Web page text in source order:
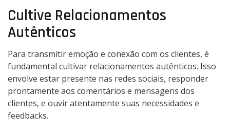
Cultive Relacionamentos
Autênticos
Para transmitir emoção e conexão com os clientes, é
fundamental cultivar relacionamentos autênticos. Isso
envolve estar presente nas redes sociais, responder
prontamente aos comentários e mensagens dos
clientes, e ouvir atentamente suas necessidades e
feedbacks.